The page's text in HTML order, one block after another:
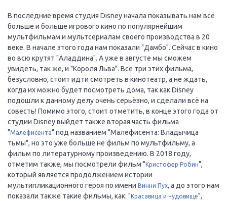
В последние время студия Disney начала показывать нам всё
больше и больше игрового кино по популярнейшим
мультфильмам и мультсериалам своего производства в 20
веке. В начале этого года нам показали "Дамбо". Сейчас в кино
во всю крутят "Аладдина". А уже в августе мы сможем
увидеть, так же, и "Короля Льва". Все три этих фильма,
безусловно, стоит идти смотреть в кинотеатр, а не ждать,
когда их можно будет посмотреть дома, так как Disney
подошли к данному делу очень серьёзно, и сделали всё на
совесть! Помимо этого, стоит отметить, в конце этого года от
студии Disney выйдет также вторая часть фильма
"Малефисента" под названием "Малефисента: Владычица
тьмы", но это уже больше не фильм по мультфильму, а
фильм по литературному произведению. В 2018 году,
отметим также, мы посмотрели фильм " Кристофер Робин",
который является продолжением истории
мультипликационного героя по имени Винни Пух, а до этого нам
показали также такие фильмы, как: " Красавица и чудовище",